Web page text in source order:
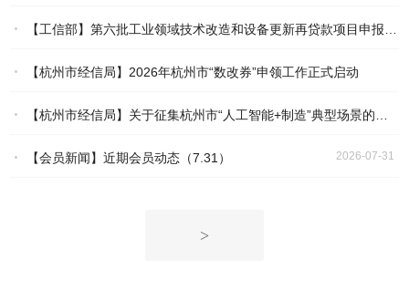
【工信部】第六批工业领域技术改造和设备更新再贷款项目申报工作启动
2026-07-31
【杭州市经信局】2026年杭州市“数改券”申领工作正式启动
2026-07-31
【杭州市经信局】关于征集杭州市“人工智能+制造”典型场景的通知
2026-07-31
【会员新闻】近期会员动态（7.31） 2026-07-31
>